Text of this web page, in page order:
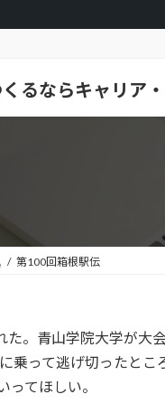
るならキャリア
第100回箱根駅伝
た。青山学院大学が大
乗って逃げ切ったと
ってほしい。